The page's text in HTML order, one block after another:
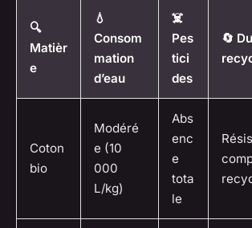
🔍
Matièr
e
💧
Consom
mation
d’eau
☠️
Pes
tici
des
🔄
Coton
bio
Modéré
e (10
000
L/kg)
Abs
enc
e
tota
le